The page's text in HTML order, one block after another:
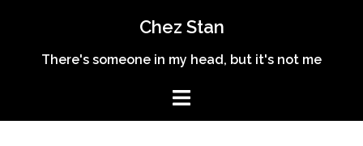
contenu
Chez Stan
There's someone in my head, but it's not me